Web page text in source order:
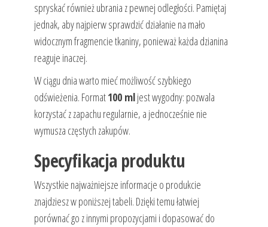
spryskać również ubrania z pewnej odległości. Pamiętaj
jednak, aby najpierw sprawdzić działanie na mało
widocznym fragmencie tkaniny, ponieważ każda dzianina
reaguje inaczej.
W ciągu dnia warto mieć możliwość szybkiego
odświeżenia. Format100 mljest wygodny: pozwala
korzystać z zapachu regularnie, a jednocześnie nie
wymusza częstych zakupów.
Specyfikacja produktu
Wszystkie najważniejsze informacje o produkcie
znajdziesz w poniższej tabeli. Dzięki temu łatwiej
porównać go z innymi propozycjami i dopasować do